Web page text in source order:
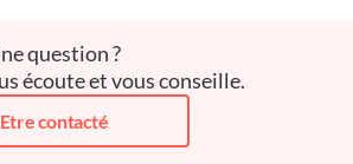
question ?
écoute et vous conseille.
Etre contacté